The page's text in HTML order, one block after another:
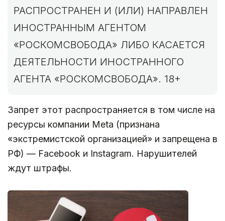
РАСПРОСТРАНЕН И (ИЛИ) НАПРАВЛЕН
ИНОСТРАННЫМ АГЕНТОМ
«РОСКОМСВОБОДА» ЛИБО КАСАЕТСЯ
ДЕЯТЕЛЬНОСТИ ИНОСТРАННОГО
АГЕНТА «РОСКОМСВОБОДА». 18+
Запрет этот распространяется в том числе на
ресурсы компании Meta (признана
«экстремистской организацией» и запрещена в
РФ) — Facebook и Instagram. Нарушителей
ждут штрафы.